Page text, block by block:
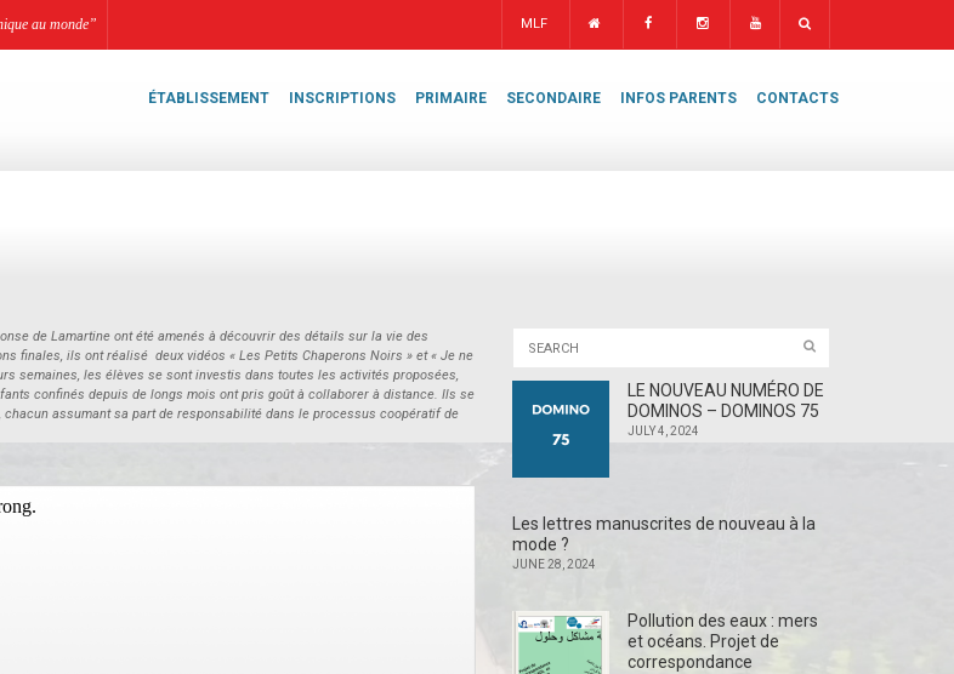
au monde” MLF
ÉTABLISSEMENT INSCRIPTIONS PRIMAIRE SECONDAIRE INFOS PARENTS CONTACTS
de Lamartine ont été amenés à découvrir des détails sur la vie des
finales, ils ont réalisé deux vidéos « Les Petits Chaperons Noirs » et « Je ne
semaines, les élèves se sont investis dans toutes les activités proposées,
confinés depuis de longs mois ont pris goût à collaborer à distance. Ils se
assumant sa part de responsabilité dans le processus coopératif de
LE NOUVEAU NUMÉRO DE
DOMINOS – DOMINOS 75
JULY 4, 2024
Les lettres manuscrites de nouveau à la
mode ?
JUNE 28, 2024
Pollution des eaux : mers
et océans. Projet de
correspondance